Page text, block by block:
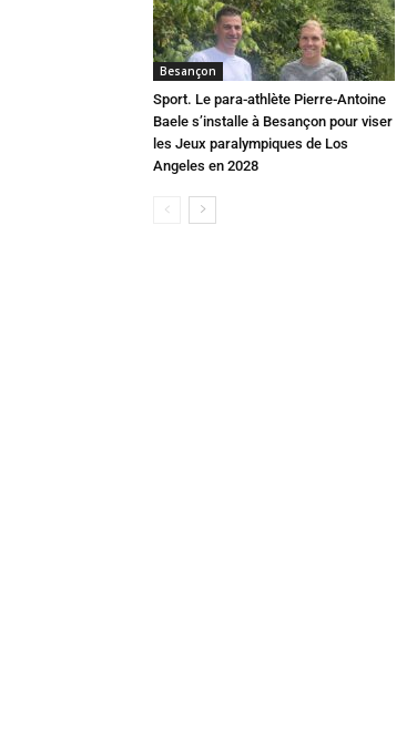
Besançon
Sport. Le para-athlète Pierre-Antoine
Baele s’installe à Besançon pour viser
les Jeux paralympiques de Los
Angeles en 2028